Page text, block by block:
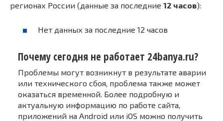
регионах России (данные за последние 12 часов):
Нет данных за последние 12 часов
Почему сегодня не работает 24banya.ru?
Проблемы могут возникнут в результате аварии
или технического сбоя, проблема также может
оказаться временной. Более подробную и
актуальную информацию по работе сайта,
приложений на Android или iOS можно получить